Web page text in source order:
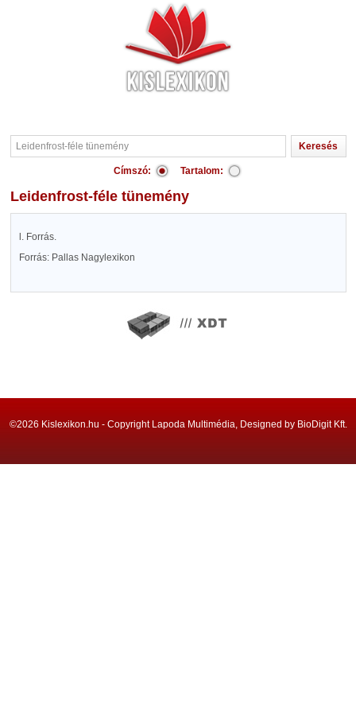
Címszó: Tartalom:
Leidenfrost-féle tünemény
l. Forrás.
Forrás: Pallas Nagylexikon
©2026 Kislexikon.hu - Copyright Lapoda Multimédia, Designed by BioDigit Kft.